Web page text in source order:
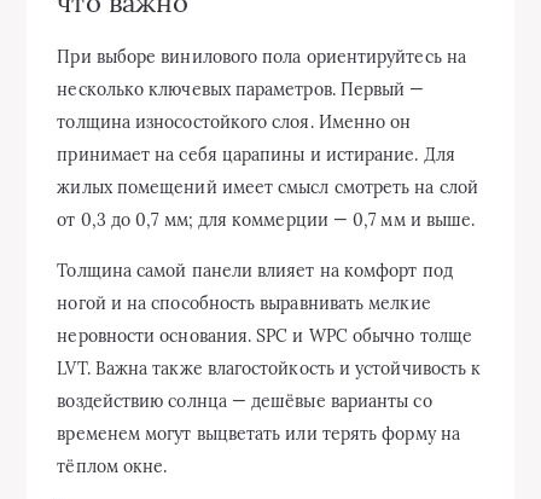
При выборе винилового пола ориентируйтесь на
несколько ключевых параметров. Первый —
толщина износостойкого слоя. Именно он
принимает на себя царапины и истирание. Для
жилых помещений имеет смысл смотреть на слой
от 0,3 до 0,7 мм; для коммерции — 0,7 мм и выше.
Толщина самой панели влияет на комфорт под
ногой и на способность выравнивать мелкие
неровности основания. SPC и WPC обычно толще
LVT. Важна также влагостойкость и устойчивость к
воздействию солнца — дешёвые варианты со
временем могут выцветать или терять форму на
тёплом окне.